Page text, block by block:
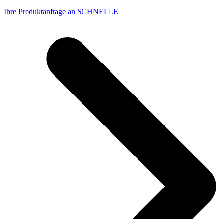
Ihre Produktanfrage an SCHNELLE